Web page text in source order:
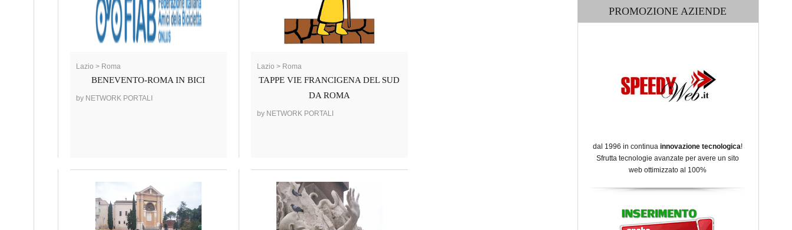
Lazio > Roma
BENEVENTO-ROMA IN BICI
by NETWORK PORTALI
Lazio > Roma
TAPPE VIE FRANCIGENA DEL SUD
DA ROMA
by NETWORK PORTALI
PROMOZIONE AZIENDE
dal 1996 in continua innovazione tecnologica!
Sfrutta tecnologie avanzate per avere un sito
web ottimizzato al 100%